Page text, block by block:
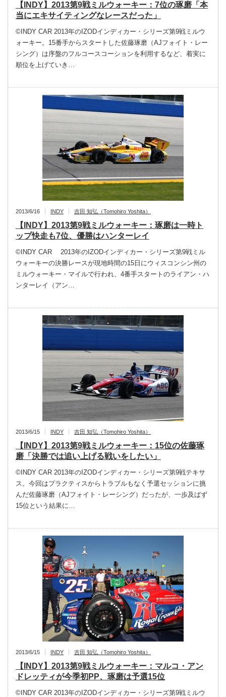
【INDY】2013第9戦ミルウォーキー：7位の琢磨「本
当にエキサイティングなレースだった」
©INDY CAR 2013年のIZODインディカー・シリーズ第9戦ミルウ
ォーキー。15番手からスタートした佐藤琢磨（AJフォイト・レー
シング）は序盤のフルコースコーションを利用するなど、着実に
順位を上げていき…
2013/6/16 INDY 吉田 知弘（Tomohiro Yoshita）
【INDY】2013第9戦ミルウォーキー：琢磨は一時ト
ップ快走も7位、優勝はハンターレイ
©INDY CAR 2013年のIZODインディカー・シリーズ第9戦ミル
ウォーキーの決勝レースが現地時間の15日にウィスコンシン州の
ミルウォーキー・マイルで行われ、4番手スタートのライアン・ハ
ンターレイ（アン…
2013/6/15 INDY 吉田 知弘（Tomohiro Yoshita）
【INDY】2013第9戦ミルウォーキー：15位の佐藤琢
磨「決勝では追い上げる戦いをしたい」
©INDY CAR 2013年のIZODインディカー・シリーズ第9戦テキサ
ス。今回はプラクティスからトラブルもなく予選セッションに挑
んだ佐藤琢磨（AJフォイト・レーシング）だったが、一歩及ばず
15位という結果に…
2013/6/15 INDY 吉田 知弘（Tomohiro Yoshita）
【INDY】2013第9戦ミルウォーキー：マルコ・アン
ドレッティが今季初PP、琢磨は予選15位
©INDY CAR 2013年のIZODインディカー・シリーズ第9戦ミルウ